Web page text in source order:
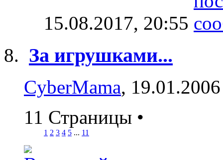
15.08.2017, 20:55
За игрушками...
CyberMama,
11 Страницы •
1 2 3 4 5 ... 11